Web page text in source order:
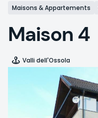
Maisons & Appartements
Maison 4
Valli dell'Ossola